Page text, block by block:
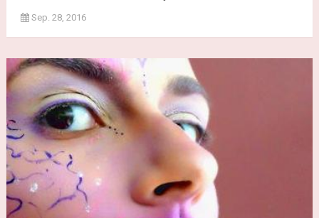
Sep. 28, 2016